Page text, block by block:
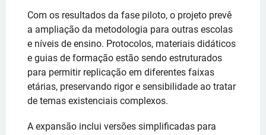
Com os resultados da fase piloto, o projeto prevê
a ampliação da metodologia para outras escolas
e níveis de ensino. Protocolos, materiais didáticos
e guias de formação estão sendo estruturados
para permitir replicação em diferentes faixas
etárias, preservando rigor e sensibilidade ao tratar
de temas existenciais complexos.
A expansão inclui versões simplificadas para